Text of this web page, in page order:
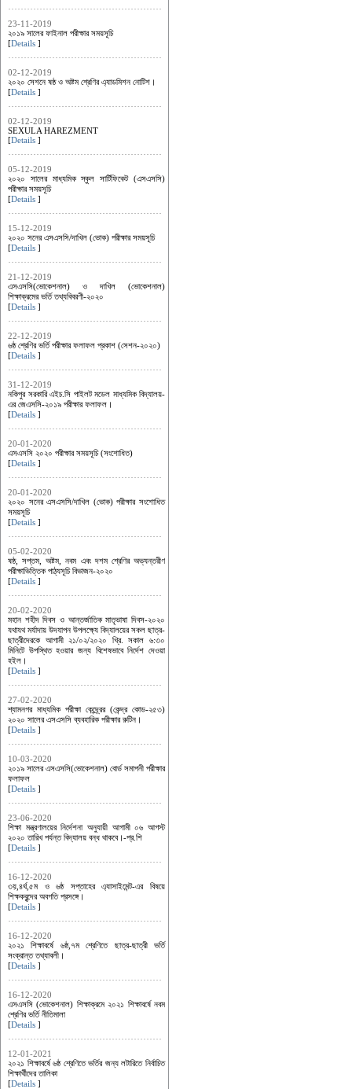
23-11-2019
২০১৯ সালের ফাইনাল পরীক্ষার সময়সূচি
[Details ]
02-12-2019
২০২০ সেশনে ষষ্ঠ ও অষ্টম শ্রেণির এ্যাডমিশন নোটিশ।
[Details ]
02-12-2019
SEXULA HAREZMENT
[Details ]
05-12-2019
২০২০ সালের মাধ্যমিক স্কুল সার্টিফিকেট (এসএসসি)
পরীক্ষার সময়সূচি
[Details ]
15-12-2019
২০২০ সনের এসএসসি/দাখিল (ভোক) পরীক্ষার সময়সূচি
[Details ]
21-12-2019
এসএসসি(ভোকেশনাল) ও দাখিল (ভোকেশনাল)
শিক্ষাক্রমের ভর্তি তথ্যবিবরণী-২০২০
[Details ]
22-12-2019
৬ষ্ঠ শ্রেণির ভর্তি পরীক্ষার ফলাফল প্রকাশ (সেশন-২০২০)
[Details ]
31-12-2019
নকিপুর সরকারি এইচ.সি পাইলট মডেল মাধ্যমিক বিদ্যালয়-
এর জেএসসি-২০১৯ পরীক্ষার ফলাফল।
[Details ]
20-01-2020
এসএসসি ২০২০ পরীক্ষার সময়সূচি (সংশোধিত)
[Details ]
20-01-2020
২০২০ সনের এসএসসি/দাখিল (ভোক) পরীক্ষার সংশোধিত
সময়সূচি
[Details ]
05-02-2020
ষষ্ঠ, সপ্তম, অষ্টম, নবম এবং দশম শ্রেণির অভ্যন্তরীণ
পরীক্ষাভিত্তিক পাঠ্যসূচি বিভাজন-২০২০
[Details ]
20-02-2020
মহান শহীদ দিবস ও আন্তর্জাতিক মাতৃভাষা দিবস-২০২০
যথাযথ মর্যাদায় উদযাপন উপলক্ষ্যে বিদ্যালয়ের সকল ছাত্র-
ছাত্রীদেরকে আগামী ২১/০২/২০২০ খ্রি. সকাল ৬:৩০
মিনিটে উপস্থিত হওয়ার জন্য বিশেষভাবে নির্দেশ দেওয়া
হইল।
[Details ]
27-02-2020
শ্যামনগর মাধ্যমিক পরীক্ষা কেন্দ্র্রের (কেন্দ্র কোড-২৫৩)
২০২০ সালের এসএসসি ব্যবহারিক পরীক্ষার রুটিন।
[Details ]
10-03-2020
২০১৯ সালের এসএসসি(ভোকেশনাল) বোর্ড সমাপনী পরীক্ষার
ফলাফল
[Details ]
23-06-2020
শিক্ষা মন্ত্রণালয়ের নির্দেশনা অনুযায়ী আগামী ০৬ আগস্ট
২০২০ তারিখ পর্যন্ত বিদ্যালয় বন্ধ থাকবে।-প্র.শি
[Details ]
16-12-2020
৩য়,৪র্থ,৫ম ও ৬ষ্ঠ সপ্তাহের এ্যাসাইমেন্ট-এর বিষয়ে
শিক্ষকবৃন্দের অবগতি প্রসঙ্গে।
[Details ]
16-12-2020
২০২১ শিক্ষাবর্ষে ৬ষ্ঠ,৭ম শ্রেণিতে ছাত্র-ছাত্রী ভর্তি
সংক্রান্ত তথ্যাবলী।
[Details ]
16-12-2020
এসএসসি (ভোকেশনাল) শিক্ষাক্রমে ২০২১ শিক্ষাবর্ষে নবম
শ্রেণির ভর্তি নীতিমালা
[Details ]
12-01-2021
২০২১ শিক্ষাবর্ষে ৬ষ্ঠ শ্রেণিতে ভর্তির জন্য লটারিতে নির্বাচিত
শিক্ষার্থীদের তালিকা
[Details ]